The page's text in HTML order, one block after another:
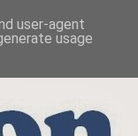
user-agent
usage